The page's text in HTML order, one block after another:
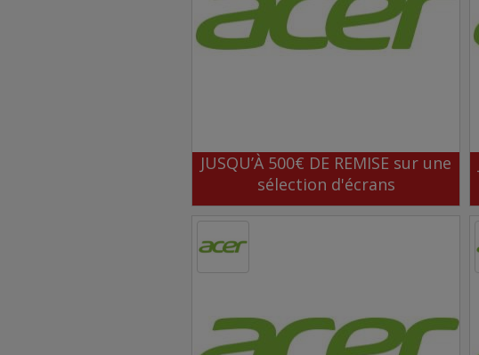
JUSQU’À 500€ DE REMISE sur une
sélection d'écrans